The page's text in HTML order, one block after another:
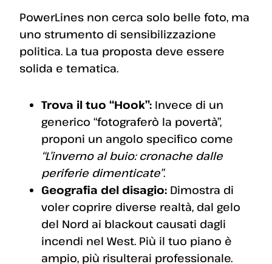
PowerLines non cerca solo belle foto, ma
uno strumento di sensibilizzazione
politica. La tua proposta deve essere
solida e tematica.
Trova il tuo “Hook”: Invece di un
generico “fotograferò la povertà”,
proponi un angolo specifico come
“L’inverno al buio: cronache dalle
periferie dimenticate”.
Geografia del disagio: Dimostra di
voler coprire diverse realtà, dal gelo
del Nord ai blackout causati dagli
incendi nel West. Più il tuo piano è
ampio, più risulterai professionale.